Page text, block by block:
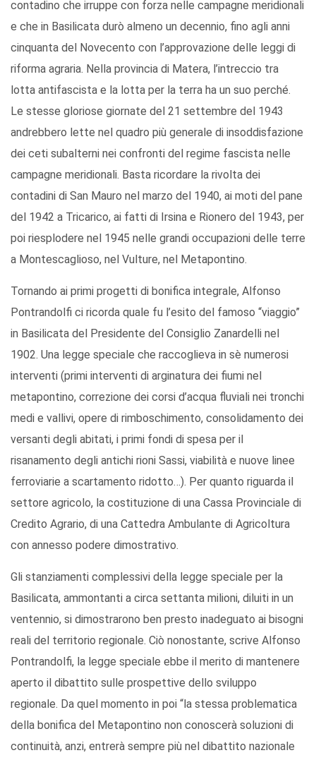
contadino che irruppe con forza nelle campagne meridionali
e che in Basilicata durò almeno un decennio, fino agli anni
cinquanta del Novecento con l’approvazione delle leggi di
riforma agraria. Nella provincia di Matera, l’intreccio tra
lotta antifascista e la lotta per la terra ha un suo perché.
Le stesse gloriose giornate del 21 settembre del 1943
andrebbero lette nel quadro più generale di insoddisfazione
dei ceti subalterni nei confronti del regime fascista nelle
campagne meridionali. Basta ricordare la rivolta dei
contadini di San Mauro nel marzo del 1940, ai moti del pane
del 1942 a Tricarico, ai fatti di Irsina e Rionero del 1943, per
poi riesplodere nel 1945 nelle grandi occupazioni delle terre
a Montescaglioso, nel Vulture, nel Metapontino.
Tornando ai primi progetti di bonifica integrale, Alfonso
Pontrandolfi ci ricorda quale fu l’esito del famoso “viaggio”
in Basilicata del Presidente del Consiglio Zanardelli nel
1902. Una legge speciale che raccoglieva in sè numerosi
interventi (primi interventi di arginatura dei fiumi nel
metapontino, correzione dei corsi d’acqua fluviali nei tronchi
medi e vallivi, opere di rimboschimento, consolidamento dei
versanti degli abitati, i primi fondi di spesa per il
risanamento degli antichi rioni Sassi, viabilità e nuove linee
ferroviarie a scartamento ridotto…). Per quanto riguarda il
settore agricolo, la costituzione di una Cassa Provinciale di
Credito Agrario, di una Cattedra Ambulante di Agricoltura
con annesso podere dimostrativo.
Gli stanziamenti complessivi della legge speciale per la
Basilicata, ammontanti a circa settanta milioni, diluiti in un
ventennio, si dimostrarono ben presto inadeguato ai bisogni
reali del territorio regionale. Ciò nonostante, scrive Alfonso
Pontrandolfi, la legge speciale ebbe il merito di mantenere
aperto il dibattito sulle prospettive dello sviluppo
regionale. Da quel momento in poi “la stessa problematica
della bonifica del Metapontino non conoscerà soluzioni di
continuità, anzi, entrerà sempre più nel dibattito nazionale